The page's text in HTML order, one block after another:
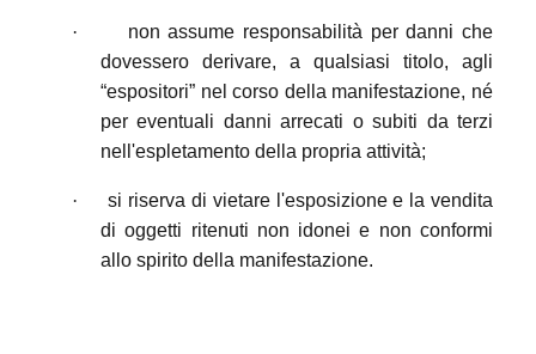
·
non assume responsabilità per danni che
dovessero derivare, a qualsiasi titolo, agli
“espositori” nel corso della manifestazione, né
per eventuali danni arrecati o subiti da terzi
nell'espletamento della propria attività;
·
si riserva di vietare l'esposizione e la vendita
di oggetti ritenuti non idonei e non conformi
allo spirito della manifestazione.